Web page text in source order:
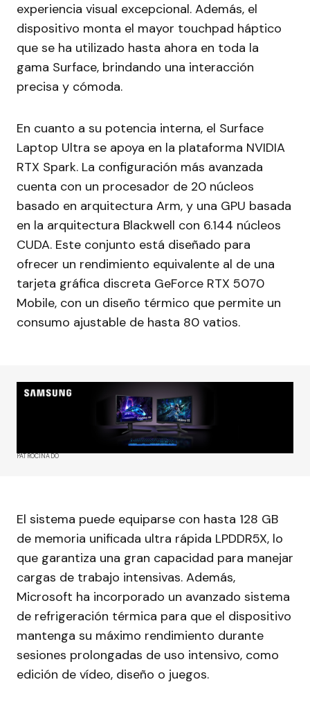
experiencia visual excepcional. Además, el
dispositivo monta el mayor touchpad háptico
que se ha utilizado hasta ahora en toda la
gama Surface, brindando una interacción
precisa y cómoda.
En cuanto a su potencia interna, el Surface
Laptop Ultra se apoya en la plataforma NVIDIA
RTX Spark. La configuración más avanzada
cuenta con un procesador de 20 núcleos
basado en arquitectura Arm, y una GPU basada
en la arquitectura Blackwell con 6.144 núcleos
CUDA. Este conjunto está diseñado para
ofrecer un rendimiento equivalente al de una
tarjeta gráfica discreta GeForce RTX 5070
Mobile, con un diseño térmico que permite un
consumo ajustable de hasta 80 vatios.
PATROCINADO
El sistema puede equiparse con hasta 128 GB
de memoria unificada ultra rápida LPDDR5X, lo
que garantiza una gran capacidad para manejar
cargas de trabajo intensivas. Además,
Microsoft ha incorporado un avanzado sistema
de refrigeración térmica para que el dispositivo
mantenga su máximo rendimiento durante
sesiones prolongadas de uso intensivo, como
edición de vídeo, diseño o juegos.